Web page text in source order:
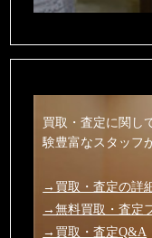
買取・査定に関し
験豊富なスタッフ
→買取・査定の詳
→無料買取・査定
→買取・査定Q&A